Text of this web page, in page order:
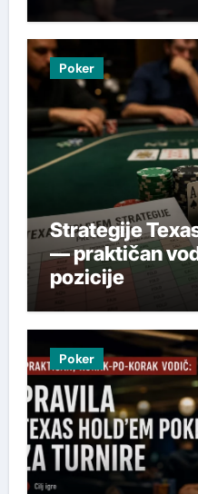
Poker
Strategije
— praktičan
pozicije
Poker